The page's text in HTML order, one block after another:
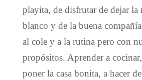
playita, de disfrutar de dejar la
blanco y de la buena
al cole y a la rutina pero con
propósitos. Aprender a
poner la casa bonita, a hacer